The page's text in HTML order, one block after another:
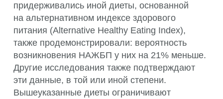
придерживались иной диеты, основанной
на альтернативном индексе здорового
питания (Alternative Healthy Eating Index),
также продемонстрировали: вероятность
возникновения НАЖБП у них на 21% меньше.
Другие исследования также подтверждают
эти данные, в той или иной степени.
Вышеуказанные диеты ограничивают